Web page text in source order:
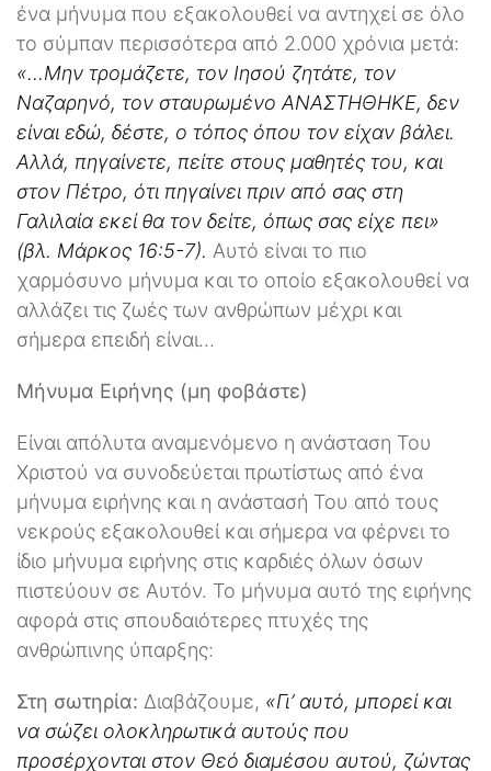
ένα μήνυμα που εξακολουθεί να αντηχεί σε όλο
το σύμπαν περισσότερα από 2.000 χρόνια μετά:
«…Μην τρομάζετε, τον Ιησού ζητάτε, τον
Ναζαρηνό, τον σταυρωμένο ΑΝΑΣΤΗΘΗΚΕ, δεν
είναι εδώ, δέστε, ο τόπος όπου τον είχαν βάλει.
Αλλά, πηγαίνετε, πείτε στους μαθητές του, και
στον Πέτρο, ότι πηγαίνει πριν από σας στη
Γαλιλαία εκεί θα τον δείτε, όπως σας είχε πει»
(βλ. Μάρκος 16:5-7). Αυτό είναι το πιο
χαρμόσυνο μήνυμα και το οποίο εξακολουθεί να
αλλάζει τις ζωές των ανθρώπων μέχρι και
σήμερα επειδή είναι…
Μήνυμα Ειρήνης (μη φοβάστε)
Είναι απόλυτα αναμενόμενο η ανάσταση Του
Χριστού να συνοδεύεται πρωτίστως από ένα
μήνυμα ειρήνης και η ανάστασή Του από τους
νεκρούς εξακολουθεί και σήμερα να φέρνει το
ίδιο μήνυμα ειρήνης στις καρδιές όλων όσων
πιστεύουν σε Αυτόν. Το μήνυμα αυτό της ειρήνης
αφορά στις σπουδαιότερες πτυχές της
ανθρώπινης ύπαρξης:
Στη σωτηρία: Διαβάζουμε, «Γι’ αυτό, μπορεί και
να σώζει ολοκληρωτικά αυτούς που
προσέρχονται στον Θεό διαμέσου αυτού, ζώντας